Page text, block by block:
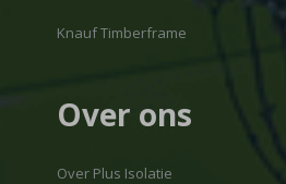
Knauf Timberframe
Over ons
Over Plus Isolatie